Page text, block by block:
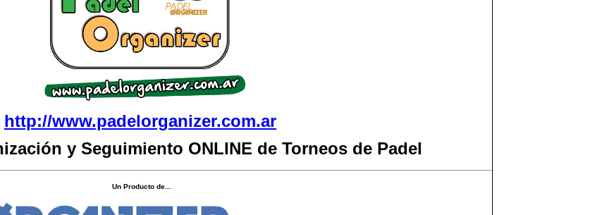
http://www.padelorganizer.com.ar
y Seguimiento ONLINE de Torneos de Padel
Un Producto de...